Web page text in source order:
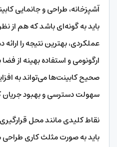
آشپزخانه، طراحی و جانمایی
باید به گونه‌ای باشد که هم از
عملکردی، بهترین نتیجه را
ارگونومی و استفاده بهینه از
صحیح کابینت‌ها می‌تواند به
سهولت دسترسی و بهبود جریان
نقاط کلیدی مانند محل
باید به صورت مثلث کاری